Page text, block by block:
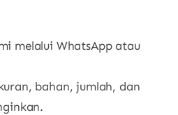
melalui WhatsApp atau
bahan, jumlah, dan